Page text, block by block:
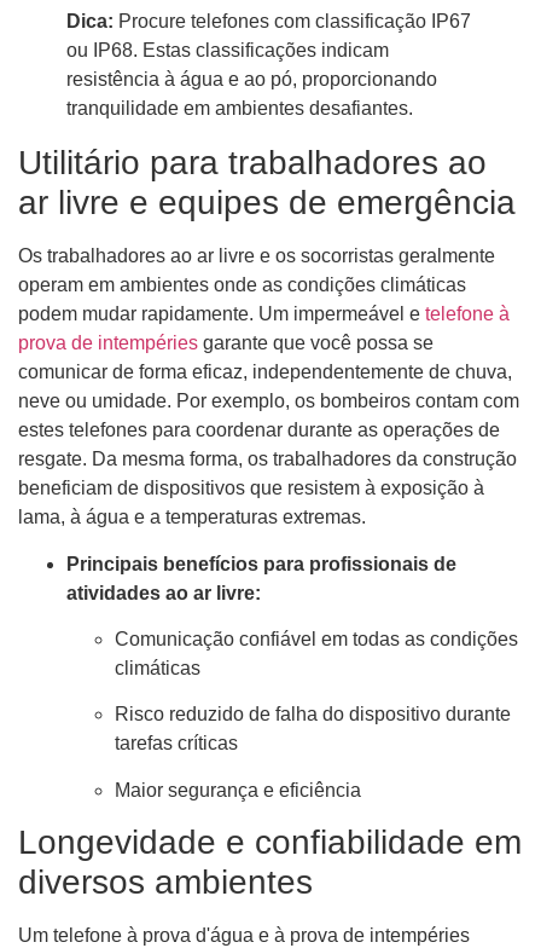
Dica: Procure telefones com classificação IP67
ou IP68. Estas classificações indicam
resistência à água e ao pó, proporcionando
tranquilidade em ambientes desafiantes.
Utilitário para trabalhadores ao
ar livre e equipes de emergência
Os trabalhadores ao ar livre e os socorristas geralmente
operam em ambientes onde as condições climáticas
podem mudar rapidamente. Um impermeável e telefone à
prova de intempéries garante que você possa se
comunicar de forma eficaz, independentemente de chuva,
neve ou umidade. Por exemplo, os bombeiros contam com
estes telefones para coordenar durante as operações de
resgate. Da mesma forma, os trabalhadores da construção
beneficiam de dispositivos que resistem à exposição à
lama, à água e a temperaturas extremas.
Principais benefícios para profissionais de
atividades ao ar livre:
Comunicação confiável em todas as condições
climáticas
Risco reduzido de falha do dispositivo durante
tarefas críticas
Maior segurança e eficiência
Longevidade e confiabilidade em
diversos ambientes
Um telefone à prova d'água e à prova de intempéries